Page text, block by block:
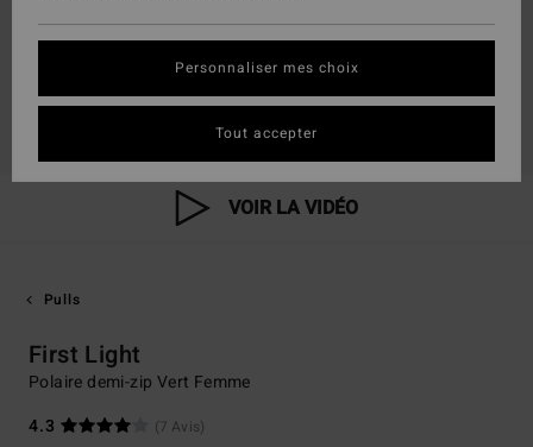
VOIR LA VIDÉO
Pulls
First Light
Polaire demi-zip Vert Femme
4.3
(7 Avis)
Personnaliser mes choix
Tout accepter